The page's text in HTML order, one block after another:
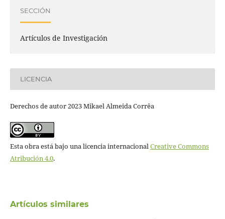
SECCIÓN
Artículos de Investigación
LICENCIA
Derechos de autor 2023 Mikael Almeida Corrêa
Esta obra está bajo una licencia internacionalCreative Commons
Atribución 4.0.
Artículos similares